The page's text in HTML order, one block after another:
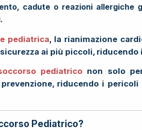
cadute o reazioni allergiche
pediatrica, la rianimazione
ai più piccoli,
pediatrico non solo
riducendo i
Pediatrico?